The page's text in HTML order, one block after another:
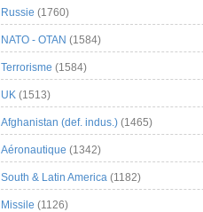
Russie (1760)
NATO - OTAN (1584)
Terrorisme (1584)
UK (1513)
Afghanistan (def. indus.) (1465)
Aéronautique (1342)
South & Latin America (1182)
Missile (1126)